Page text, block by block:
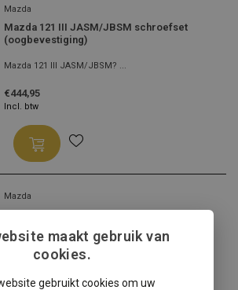
Mazda
Mazda 121 III JASM/JBSM schroefset
(oogbevestiging)
Mazda 121 III JASM/JBSM? ...
€444,95
Incl. btw
Mazda
Mazda 2 DY? Kies dan voor...
Incl. btw
maakt gebruik van
cookies.
gebruikt cookies om uw